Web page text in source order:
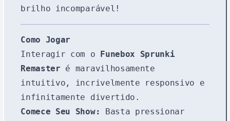
brilho incomparável!
Como Jogar
Interagir com o
Funebox Sprunki
Remaster é maravilhosamente
intuitivo, incrivelmente responsivo e
infinitamente divertido.
Comece Seu Show:
Basta pressionar